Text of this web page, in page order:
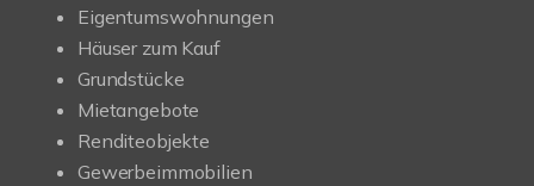
Eigentumswohnungen
Häuser zum Kauf
Grundstücke
Mietangebote
Renditeobjekte
Gewerbeimmobilien